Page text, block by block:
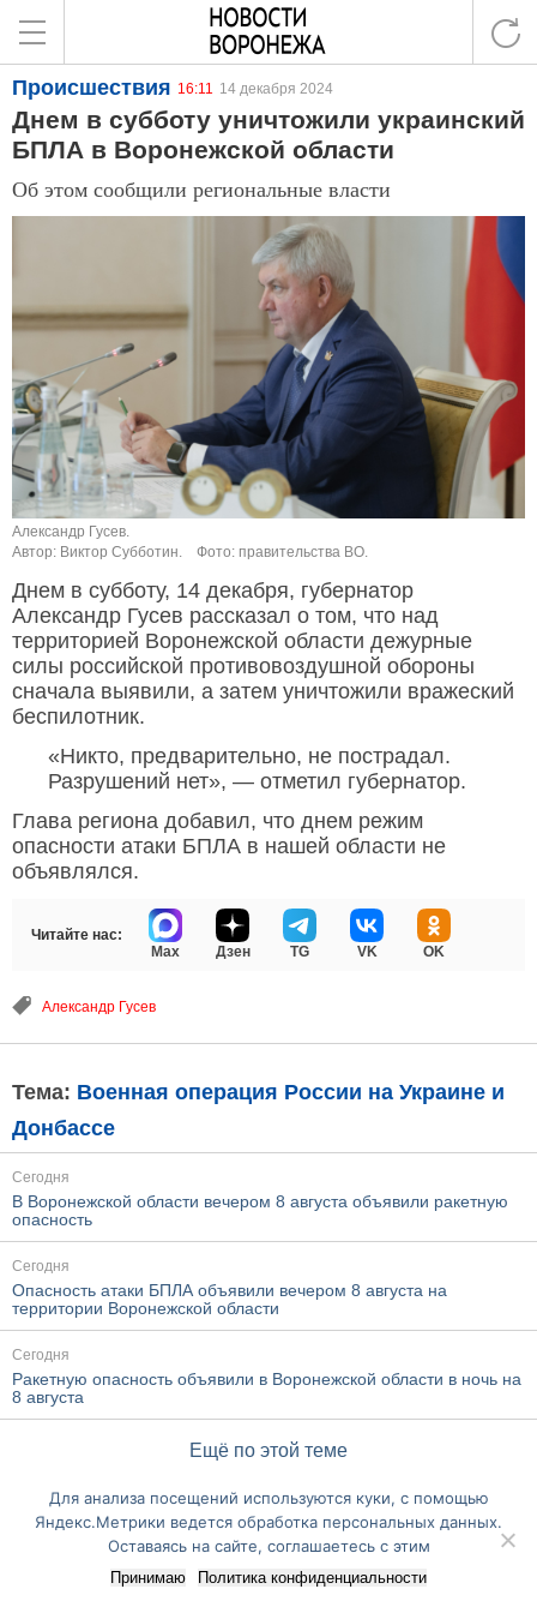
Происшествия 16:11 14 декабря 2024
Днем в субботу уничтожили украинский
БПЛА в Воронежской области
Об этом сообщили региональные власти
Александр Гусев.
Автор: Виктор Субботин.
Фото: правительства ВО.
Днем в субботу, 14 декабря, губернатор
Александр Гусев рассказал о том, что над
территорией Воронежской области дежурные
силы российской противовоздушной обороны
сначала выявили, а затем уничтожили вражеский
беспилотник.
«Никто, предварительно, не пострадал.
Разрушений нет», — отметил губернатор.
Глава региона добавил, что днем режим
опасности атаки БПЛА в нашей области не
объявлялся.
Читайте нас:
Max
Дзен TG VK OK
Александр Гусев
Тема: Военная операция России на Украине и
Донбассе
Сегодня
В Воронежской области вечером 8 августа объявили ракетную
опасность
Сегодня
Опасность атаки БПЛА объявили вечером 8 августа на
территории Воронежской области
Сегодня
Ракетную опасность объявили в Воронежской области в ночь на
8 августа
Ещё по этой теме
Перейти на полную версию сайта
Для анализа посещений используются куки, с помощью
Яндекс.Метрики ведется обработка персональных данных.
Оставаясь на сайте, соглашаетесь с этим
Принимаю Политика конфиденциальности